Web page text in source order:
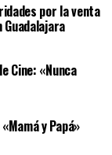
por la venta
Guadalajara
Cine: «Nunca
y Papá»